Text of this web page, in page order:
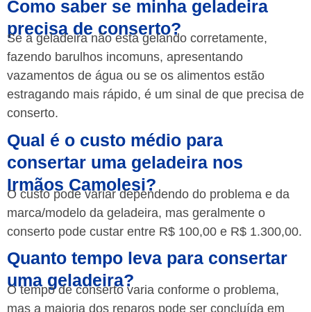
Como saber se minha geladeira
precisa de conserto?
Se a geladeira não está gelando corretamente,
fazendo barulhos incomuns, apresentando
vazamentos de água ou se os alimentos estão
estragando mais rápido, é um sinal de que precisa de
conserto.
Qual é o custo médio para
consertar uma geladeira nos
Irmãos Camolesi?
O custo pode variar dependendo do problema e da
marca/modelo da geladeira, mas geralmente o
conserto pode custar entre R$ 100,00 e R$ 1.300,00.
Quanto tempo leva para consertar
uma geladeira?
O tempo de conserto varia conforme o problema,
mas a maioria dos reparos pode ser concluída em